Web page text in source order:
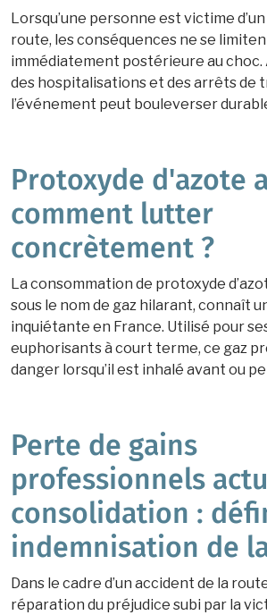
Lorsqu’une personne est victime
route, les conséquences ne se
immédiatement postérieure au choc.
des hospitalisations et des arrêts de
l’événement peut bouleverser
Protoxyde d'azote
comment lutter
concrètement ?
La consommation de protoxyde
sous le nom de gaz hilarant, connaît
inquiétante en France. Utilisé pour
euphorisants à court terme, ce gaz
danger lorsqu’il est inhalé avant ou
Perte de gains
professionnels
consolidation :
indemnisation de la
Dans le cadre d’un accident de la
réparation du préjudice subi par la